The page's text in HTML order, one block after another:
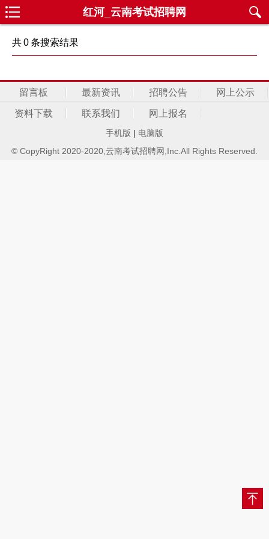
红河_云南考试招聘网
共0条搜索结果
留言板 最新资讯 招聘公告 网上公示
资料下载 联系我们 网上报名
手机版 | 电脑版
© CopyRight 2020-2020,云南考试招聘网,Inc.All Rights Reserved.